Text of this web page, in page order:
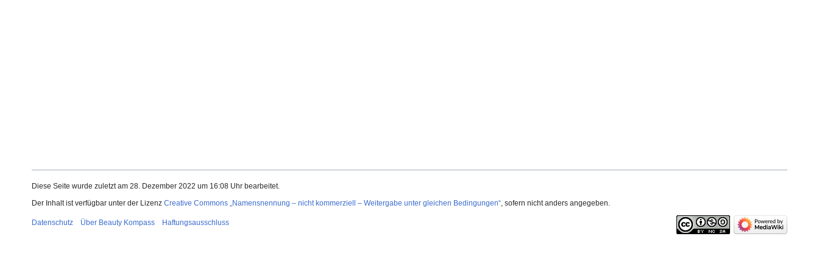
Diese Seite wurde zuletzt am 28. Dezember 2022 um 16:08 Uhr bearbeitet.
Der Inhalt ist verfügbar unter der Lizenz Creative Commons „Namensnennung – nicht kommerziell – Weitergabe unter gleichen Bedingungen“, sofern nicht anders angegeben.
Datenschutz Über Beauty Kompass Haftungsausschluss